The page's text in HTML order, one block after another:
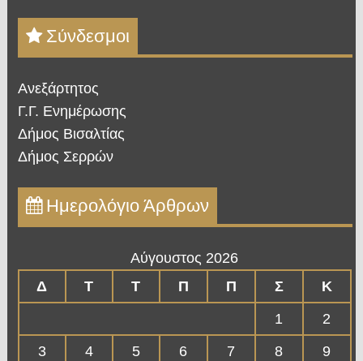
Σύνδεσμοι
Ανεξάρτητος
Γ.Γ. Ενημέρωσης
Δήμος Βισαλτίας
Δήμος Σερρών
Ημερολόγιο Άρθρων
Αύγουστος 2026
Δ
Τ Τ Π Π Σ
Κ
1
2
3
4 5 6 7 8
9